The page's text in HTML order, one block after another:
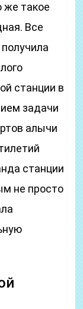
же такое
Все
станции в
задачи
алычи
станции
не просто